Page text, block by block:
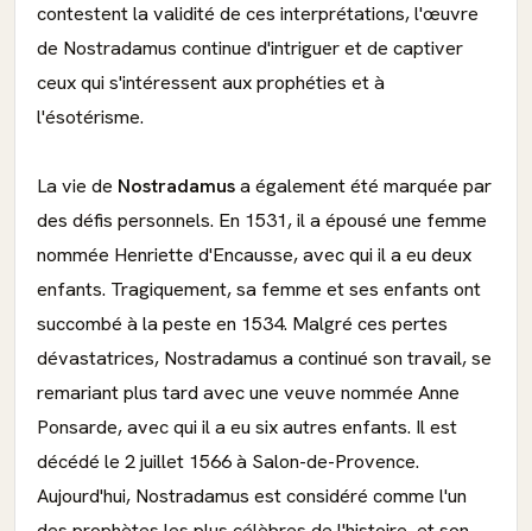
contestent la validité de ces interprétations, l'œuvre
de Nostradamus continue d'intriguer et de captiver
ceux qui s'intéressent aux prophéties et à
l'ésotérisme.
La vie de Nostradamusa également été marquée par
des défis personnels. En 1531, il a épousé une femme
nommée Henriette d'Encausse, avec qui il a eu deux
enfants. Tragiquement, sa femme et ses enfants ont
succombé à la peste en 1534. Malgré ces pertes
dévastatrices, Nostradamus a continué son travail, se
remariant plus tard avec une veuve nommée Anne
Ponsarde, avec qui il a eu six autres enfants. Il est
décédé le 2 juillet 1566 à Salon-de-Provence.
Aujourd'hui, Nostradamus est considéré comme l'un